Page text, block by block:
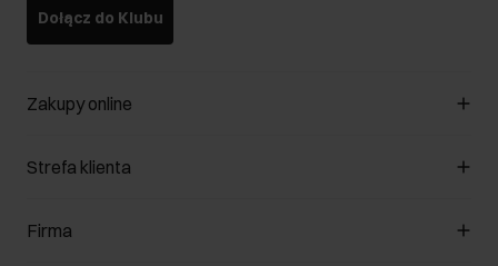
Dołącz do Klubu
Zakupy online
Zarządzaj cookies
Formy płatności
Strefa klienta
Klub Klienta
Firma